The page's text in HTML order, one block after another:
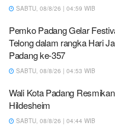
SABTU, 08/8/26 | 04:59 WIB
Pemko Padang Gelar
Telong dalam rangka Hari
Padang ke-357
SABTU, 08/8/26 | 04:53 WIB
Wali Kota Padang
Hildesheim
SABTU, 08/8/26 | 04:44 WIB